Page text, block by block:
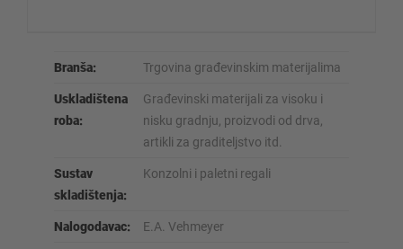
Branša: Trgovina građevinskim materijalima
Uskladištena
roba:
Građevinski materijali za visoku i
nisku gradnju, proizvodi od drva,
artikli za graditeljstvo itd.
Sustav
skladištenja:
Konzolni i paletni regali
Nalogodavac: E.A. Vehmeyer